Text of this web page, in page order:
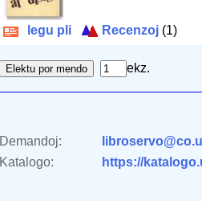
legu pli Recenzoj (1)
ekz.
Demandoj:
Katalogo:
https://